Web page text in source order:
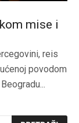
mise i
reis
povodom